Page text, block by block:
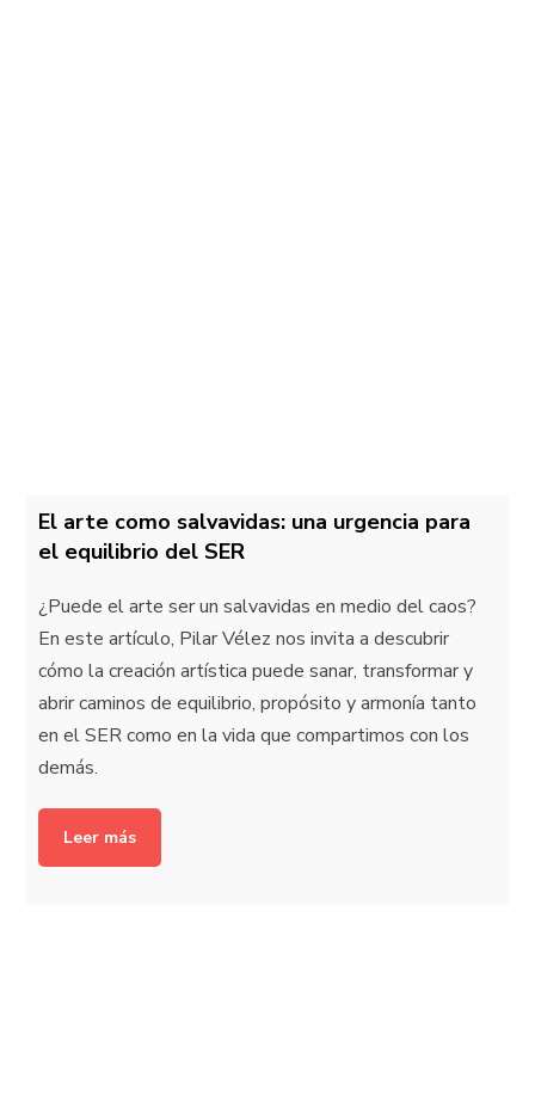
El arte como salvavidas: una urgencia para
el equilibrio del SER
¿Puede el arte ser un salvavidas en medio del caos?
En este artículo, Pilar Vélez nos invita a descubrir
cómo la creación artística puede sanar, transformar y
abrir caminos de equilibrio, propósito y armonía tanto
en el SER como en la vida que compartimos con los
demás.
Leer más